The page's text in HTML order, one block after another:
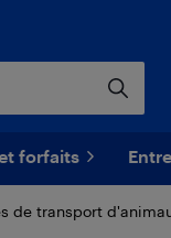
forfaits
de transport